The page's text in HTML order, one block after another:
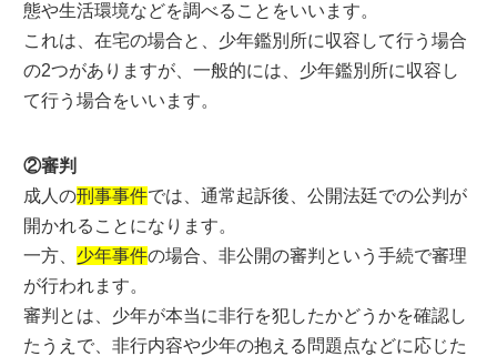
態や生活環境などを調べることをいいます。
これは、在宅の場合と、少年鑑別所に収容して行う場合
の2つがありますが、一般的には、少年鑑別所に収容し
て行う場合をいいます。
②審判
成人の刑事事件では、通常起訴後、公開法廷での公判が
開かれることになります。
一方、 少年事件の場合、非公開の審判という手続で審理
が行われます。
審判とは、少年が本当に非行を犯したかどうかを確認し
たうえで、非行内容や少年の抱える問題点などに応じた